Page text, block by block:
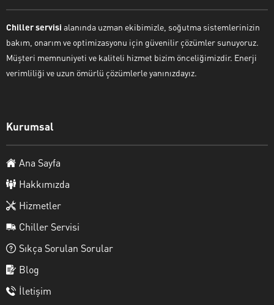
Chiller servisi alanında uzman ekibimizle, soğutma sistemlerinizin
bakım, onarım ve optimizasyonu için güvenilir çözümler sunuyoruz.
Müşteri memnuniyeti ve kaliteli hizmet bizim önceliğimizdir. Enerji
verimliliği ve uzun ömürlü çözümlerle yanınızdayız.
Kurumsal
Ana Sayfa
Hakkımızda
Hizmetler
Chiller Servisi
Sıkça Sorulan Sorular
Blog
İletişim